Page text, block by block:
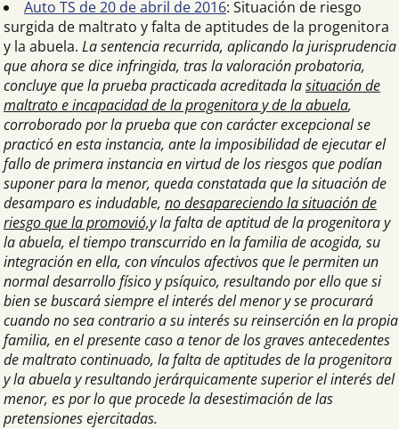
Auto TS de 20 de abril de 2016: Situación de riesgo
surgida de maltrato y falta de aptitudes de la progenitora
y la abuela. La sentencia recurrida, aplicando la jurisprudencia
que ahora se dice infringida, tras la valoración probatoria,
concluye que la prueba practicada acreditada lasituación de
maltrato e incapacidad de la progenitora y de la abuela,
corroborado por la prueba que con carácter excepcional se
practicó en esta instancia, ante la imposibilidad de ejecutar el
fallo de primera instancia en virtud de los riesgos que podían
suponer para la menor, queda constatada que la situación de
desamparo es indudable, no desapareciendo la situación de
riesgo que la promovió,y la falta de aptitud de la progenitora y
la abuela, el tiempo transcurrido en la familia de acogida, su
integración en ella, con vínculos afectivos que le permiten un
normal desarrollo físico y psíquico, resultando por ello que si
bien se buscará siempre el interés del menor y se procurará
cuando no sea contrario a su interés su reinserción en la propia
familia, en el presente caso a tenor de los graves antecedentes
de maltrato continuado, la falta de aptitudes de la progenitora
y la abuela y resultando jerárquicamente superior el interés del
menor, es por lo que procede la desestimación de las
pretensiones ejercitadas.